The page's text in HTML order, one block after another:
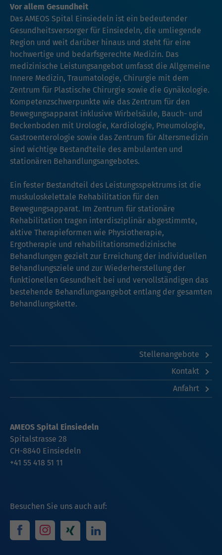
Vor allem Gesundheit
Das AMEOS Spital Einsiedeln ist ein bedeutender
Gesundheitsversorger für Einsiedeln, die umliegende
Region und weit darüber hinaus und steht für eine
hochwertige und bedarfsgerechte Medizin. Das
medizinische Leistungsangebot umfasst die Allgemeine
Innere Medizin, Traumatologie, Chirurgie mit dem
Zentrum für Plastische Chirurgie sowie die Gynäkologie.
Kompetenzschwerpunkte wie das Zentrum für den
Bewegungsapparat inklusive Wirbelsäule, Bauch- und
Beckenboden mit Urologie, Kardiologie, Pneumologie,
Gastroenterologie sowie das Zentrum für Altersmedizin
sind wichtige Bestandteile des ambulanten und
stationären Behandlungsangebotes.
Ein fester Bestandteil des Leistungsspektrums ist die
muskuloskelettale Rehabilitation für den
Bewegungsapparat. Im Zentrum für stationäre
Rehabilitation tragen interdisziplinär abgestimmte,
aktive Therapieformen wie Physiotherapie,
Ergotherapie und rehabilitationsmedizinische
Behandlungen gezielt zur Erreichung der individuellen
Behandlungsziele und zur Wiederherstellung der
funktionellen Gesundheit bei und vervollständigen das
bestehende Behandlungsangebot entlang der gesamten
Behandlungskette.
Stellenangebote
Kontakt
Anfahrt
Besuchen Sie uns auch auf:
AMEOS Spital Einsiedeln
Spitalstrasse 28
CH-8840 Einsiedeln
+41 55 418 51 11